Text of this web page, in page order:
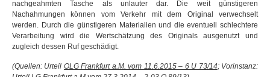
nachgeahmten Tasche als unlauter dar. Die weit günstigeren
Nachahmungen können vom Verkehr mit dem Original verwechselt
werden. Durch die günstigeren Materialien und die eventuell schlechtere
Verarbeitung wird die Wertschätzung des Originals ausgenutzt und
zugleich dessen Ruf geschädigt.
(Quellen: Urteil OLG Frankfurt a.M. vom 11.6.2015 – 6 U 73/14; Vorinstanz: